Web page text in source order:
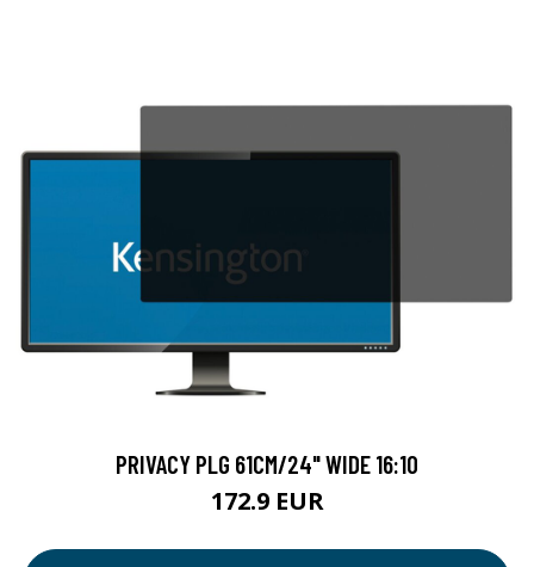
PRIVACY PLG 61CM/24" WIDE 16:10
172.9 EUR